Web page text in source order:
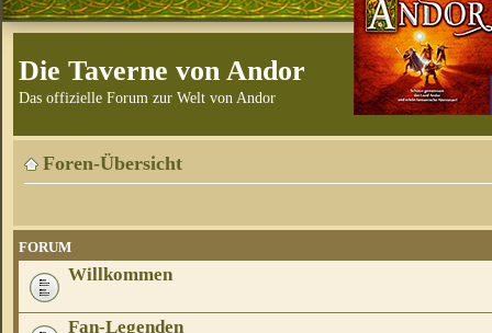
Die Taverne von Andor
Das offizielle Forum zur Welt von Andor
Foren-Übersicht
FORUM
Willkommen
Fan-Legenden